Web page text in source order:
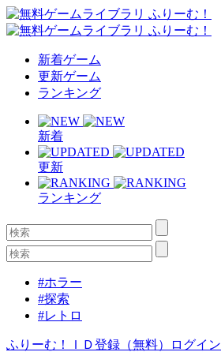
新着ゲーム
更新ゲーム
ランキング
新着
更新
ランキング
#ホラー
#探索
#レトロ
ふりーむ！ＩＤ登録（無料） ログイン